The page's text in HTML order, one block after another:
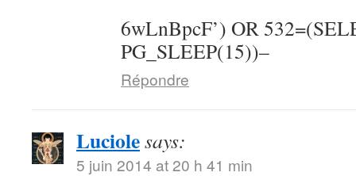
6wLnBpcF’) OR
PG_SLEEP(15))–
Répondre
Luciolesays:
5 juin 2014 at 20 h 41 min